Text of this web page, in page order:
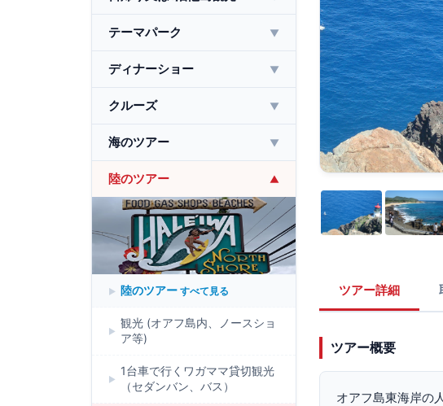
テーマパーク ▼
ディナーショー ▼
クルーズ ▼
海のツアー ▼
陸のツアー ▼
陸のツアー すべて見る
観光 (オアフ島内、ノースショ
ア等)
1台車で行くワガママ貸切観光
（セダンバン、バス）
ツアー詳細
ツアー概要
オアフ島東海岸の